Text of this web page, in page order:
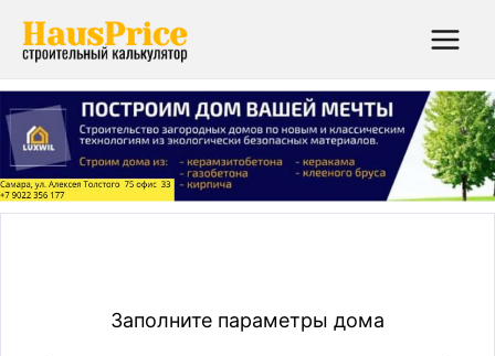
Main
Menu
Заполните параметры дома